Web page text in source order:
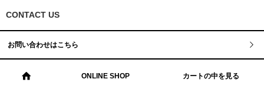
CONTACT US
お問い合わせはこちら
ONLINE SHOP カートの中を見る